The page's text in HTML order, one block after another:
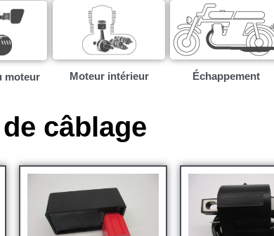
moteur Moteur intérieur​ Échappement
câblage